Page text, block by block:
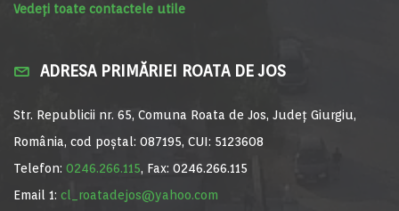
Vedeți toate contactele utile
ADRESA PRIMĂRIEI ROATA DE JOS
Str. Republicii nr. 65, Comuna Roata de Jos, Județ Giurgiu,
România, cod poștal: 087195, CUI: 5123608
Telefon: 0246.266.115, Fax: 0246.266.115
Email 1: cl_roatadejos@yahoo.com